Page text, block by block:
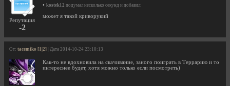
Репутация
-2
• kostek12 подумал несколько секунд и добавил:
может я такой криворукий
От: tacemiko [1|2] | Дата 2014-10-24 23:10:13
Как-то не вдохновила на скачивание, заного поиграть в Террарию и то
интереснее будет, хотя можно только если посмотреть)